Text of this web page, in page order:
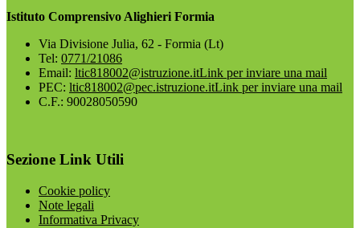
Istituto Comprensivo Alighieri Formia
Via Divisione Julia, 62 - Formia (Lt)
Tel: 0771/21086
Email: ltic818002@istruzione.itLink per inviare una mail
PEC: ltic818002@pec.istruzione.itLink per inviare una mail
C.F.: 90028050590
Sezione Link Utili
Cookie policy
Note legali
Informativa Privacy